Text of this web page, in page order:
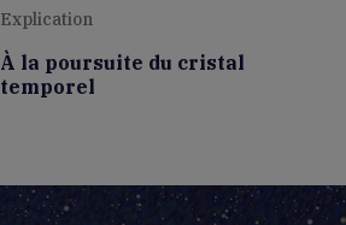
Explication
À la poursuite du cristal
temporel